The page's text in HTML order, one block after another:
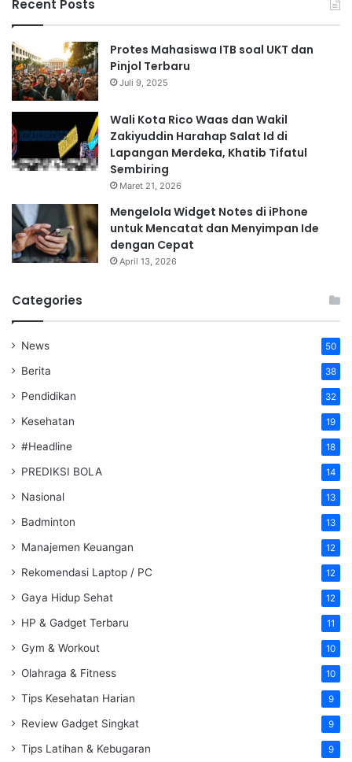
Recent Posts
Protes Mahasiswa ITB soal UKT dan
Pinjol Terbaru
Juli 9, 2025
Wali Kota Rico Waas dan Wakil
Zakiyuddin Harahap Salat Id di
Lapangan Merdeka, Khatib Tifatul
Sembiring
Maret 21, 2026
Mengelola Widget Notes di iPhone
untuk Mencatat dan Menyimpan Ide
dengan Cepat
April 13, 2026
Categories
News 50
Berita 38
Pendidikan 32
Kesehatan 19
#Headline 18
PREDIKSI BOLA 14
Nasional 13
Badminton 13
Manajemen Keuangan 12
Rekomendasi Laptop / PC 12
Gaya Hidup Sehat 12
HP & Gadget Terbaru 11
Gym & Workout 10
Olahraga & Fitness 10
Tips Kesehatan Harian 9
Review Gadget Singkat 9
Tips Latihan & Kebugaran 9